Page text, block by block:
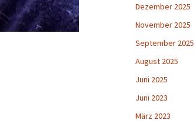
Dezember 2025
November 2025
September 2025
August 2025
Juni 2025
Juni 2023
März 2023